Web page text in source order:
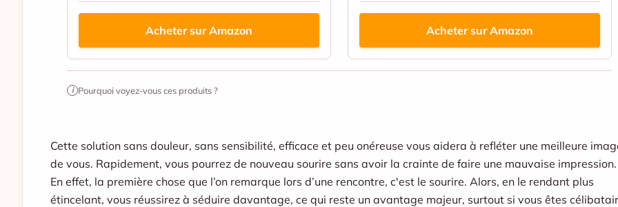
Acheter sur Amazon Acheter sur Amazon
i Pourquoi voyez-vous ces produits ?
Cette solution sans douleur, sans sensibilité, efficace et peu onéreuse vous aidera à refléter une meilleure
de vous. Rapidement, vous pourrez de nouveau sourire sans avoir la crainte de faire une mauvaise impression.
En effet, la première chose que l’on remarque lors d’une rencontre, c'est le sourire. Alors, en le rendant plus
étincelant, vous réussirez à séduire davantage, ce qui reste un avantage majeur, surtout si vous êtes